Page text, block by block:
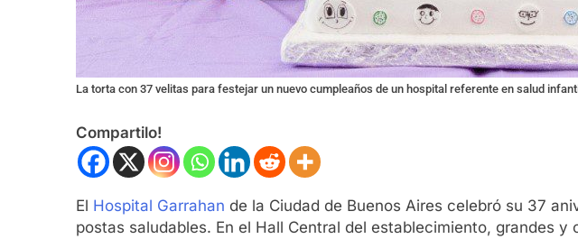
La torta con 37 velitas para festejar un nuevo cumpleaños de un hospital referente en salud
Compartilo!
El Hospital Garrahan de la Ciudad de Buenos Aires celebró su 37
postas saludables. En el Hall Central del establecimiento, grandes